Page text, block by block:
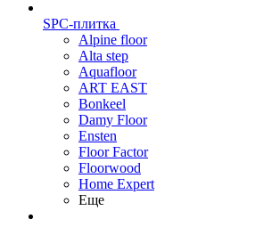
SPC-плитка
Alpine floor
Alta step
Aquafloor
ART EAST
Bonkeel
Damy Floor
Ensten
Floor Factor
Floorwood
Home Expert
Еще